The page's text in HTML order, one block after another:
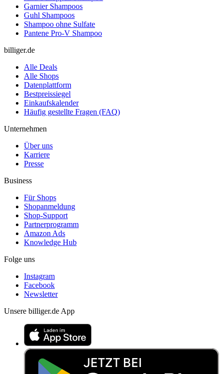
Garnier Shampoos
Guhl Shampoos
Shampoo ohne Sulfate
Pantene Pro-V Shampoo
billiger.de
Alle Deals
Alle Shops
Datenplattform
Bestpreissiegel
Einkaufskalender
Häufig gestellte Fragen (FAQ)
Unternehmen
Über uns
Karriere
Presse
Business
Für Shops
Shopanmeldung
Shop-Support
Partnerprogramm
Amazon Ads
Knowledge Hub
Folge uns
Instagram
Facebook
Newsletter
Unsere billiger.de App